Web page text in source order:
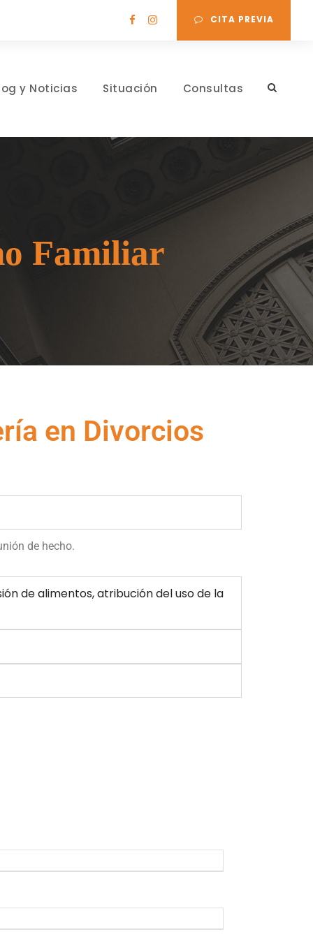
CITA PREVIA
y Noticias Situación Consultas
Familiar
en Divorcios
de hecho.
de alimentos, atribución del uso de la